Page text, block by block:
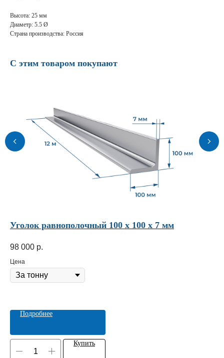
Высота: 25 мм
Диаметр: 5.5 Ø
Страна производства: Россия
С этим товаром покупают
Уголок равнополочный 100 х 100 х 7 мм
98 000 р.
Цена
Подробнее
Купить